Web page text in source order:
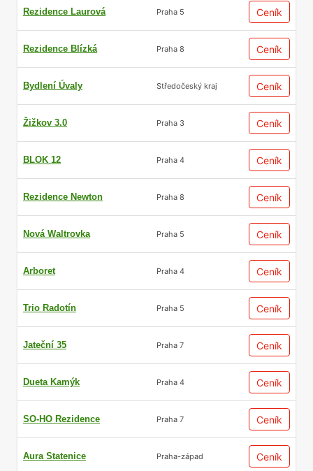
Rezidence Laurová Praha 5 Ceník
Rezidence Blízká Praha 8 Ceník
Bydlení Úvaly Středočeský kraj Ceník
Žižkov 3.0 Praha 3 Ceník
BLOK 12 Praha 4 Ceník
Rezidence Newton Praha 8 Ceník
Nová Waltrovka Praha 5 Ceník
Arboret Praha 4 Ceník
Trio Radotín Praha 5 Ceník
Jateční 35 Praha 7 Ceník
Dueta Kamýk Praha 4 Ceník
SO-HO Rezidence Praha 7 Ceník
Aura Statenice Praha-západ Ceník